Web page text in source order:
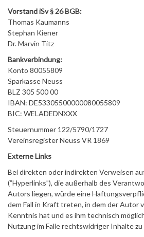
Vorstand iSv § 26 BGB:
Thomas Kaumanns
Stephan Kiener
Dr. Marvin Titz
Bankverbindung:
Konto 80055809
Sparkasse Neuss
BLZ 305 500 00
IBAN: DE53305500000080055809
BIC: WELADEDNXXX
Steuernummer 122/5790/1727
Vereinsregister Neuss VR 1869
Externe Links
Bei direkten oder indirekten Verweisen
(”Hyperlinks”), die außerhalb des
Autors liegen, würde eine
dem Fall in Kraft treten, in dem der Autor
Kenntnis hat und es ihm technisch
Nutzung im Falle rechtswidriger Inhalte